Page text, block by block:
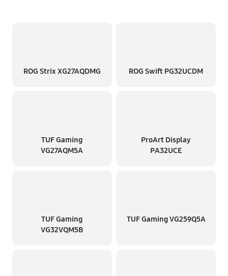
ROG Strix XG27AQDMG ROG Swift PG32UCDM
TUF Gaming
VG27AQM5A
ProArt Display
PA32UCE
TUF Gaming
VG32VQM5B
TUF Gaming VG259Q5A